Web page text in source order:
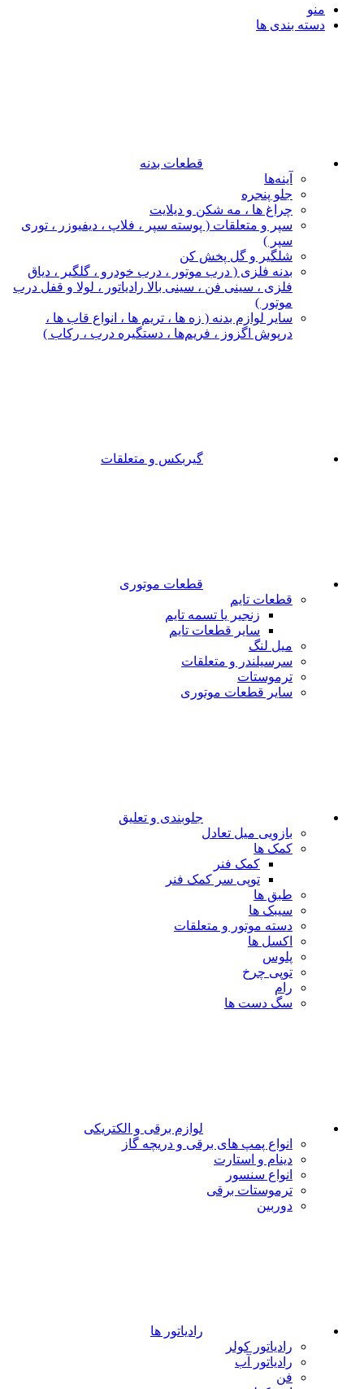
منو
دسته بندی ها
قطعات بدنه
آینه‌ها
جلو پنجره
چراغ‌ ها ، مه‌ شکن و دیلایت
سپر و متعلقات ( پوسته سپر ، فلاپ ، دیفیوزر ، توری
سپر )
شلگیر و گل‌ پخش‌ کن
بدنه فلزی ( درب موتور ، درب خودرو ، گلگیر ، دیاق
فلزی ، سینی فن ، سینی بالا رادیاتور ، لولا و قفل درب
موتور )
سایر لوازم بدنه ( زه ها ، تریم ها ، انواع قاب ها ،
درپوش اگزوز ، فریم‌ها ، دستگیره درب ، رکاب )
گیربکس و متعلقات
قطعات موتوری
قطعات تایم
زنجیر یا تسمه تایم
سایر قطعات تایم
میل لنگ
سرسیلندر و متعلقات
ترموستات
سایر قطعات موتوری
جلوبندی و تعلیق
بازویی میل تعادل
کمک ها
کمک فنر
توپی سر کمک فنر
طبق ها
سیبک ها
دسته موتور و متعلقات
اکسل ها
پلوس
توپی چرخ
رام
سگ دست ها
لوازم برقی و الکتریکی
انواع پمپ های برقی و دریچه گاز
دینام و استارت
انواع سنسور
ترموستات برقی
دوربین
رادیاتور ها
رادیاتور کولر
رادیاتور آب
فن